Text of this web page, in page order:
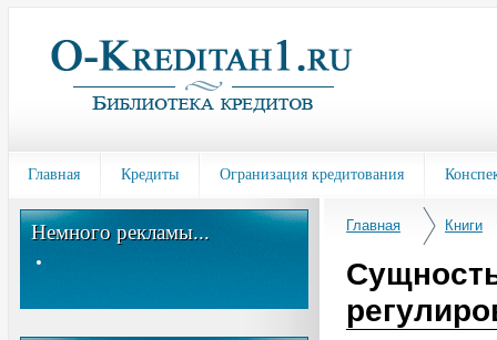
Главная Кредиты Огранизация кредитования
Главная Книги
Немного рекламы...